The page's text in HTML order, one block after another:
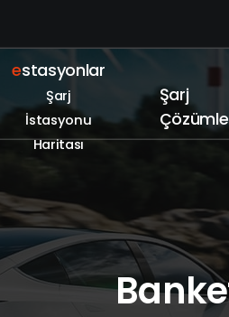
estasyonlar
Şarj
İstasyonu
Haritası
Şarj